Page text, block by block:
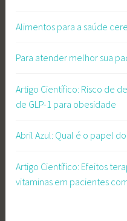
Alimentos para a saúde
Para atender melhor sua
Artigo Científico: Risco de
de GLP-1 para obesidade
Abril Azul: Qual é o papel
Artigo Científico: Efeitos
vitaminas em pacientes